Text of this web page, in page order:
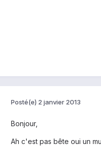
Posté(e) 2 janvier 2013
Bonjour,
Ah c'est pas bête oui un